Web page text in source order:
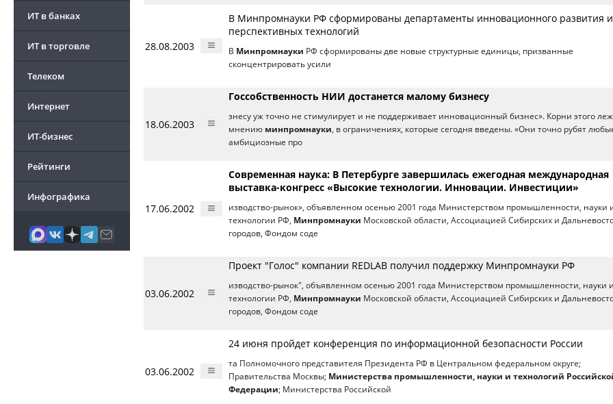
ИТ в банках
ИТ в торговле
Телеком
Интернет
ИТ-бизнес
Рейтинги
Инфографика
28.08.2003
В Минпромнауки РФ сформированы департаменты инновационного развития и
перспективных технологий
В Минпромнауки РФ сформированы две новые структурные единицы, призванные
сконцентрировать усили
18.06.2003
Госcобственность НИИ достанется малому бизнесу
знесу уж точно не стимулирует и не поддерживает инновационный бизнес». Корни этого
мнению минпромнауки, в ограничениях, которые сегодня введены. «Они точно рубят
амбициозные про
17.06.2002
Современная наука: В Петербурге завершилась ежегодная международная
выставка-конгресс «Высокие технологии. Инновации. Инвестиции»
изводство-рынок», объявленном осенью 2001 года Министерством промышленности, науки
технологии РФ, Минпромнауки Московской области, Ассоциацией Сибирских и
городов, Фондом соде
03.06.2002
Проект "Голос" компании REDLAB получил поддержку Минпромнауки РФ
изводство-рынок", объявленном осенью 2001 года Министерством промышленности, науки
технологии РФ, Минпромнауки Московской области, Ассоциацией Сибирских и
городов, Фондом соде
03.06.2002
24 июня пройдет конференция по информационной безопасности России
та Полномочного представителя Президента РФ в Центральном федеральном округе;
Правительства Москвы; Министерства промышленности, науки и технологий
Федерации; Министерства Российской